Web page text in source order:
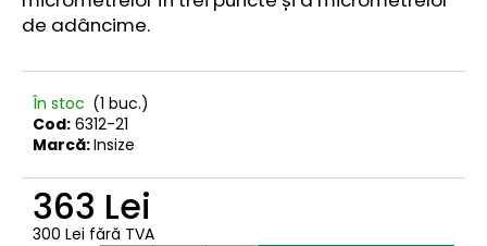
de adâncime.
În stoc (1 buc.)
Cod: 6312-21
Marcă:Insize
363 Lei
300 Lei fără TVA
d
m